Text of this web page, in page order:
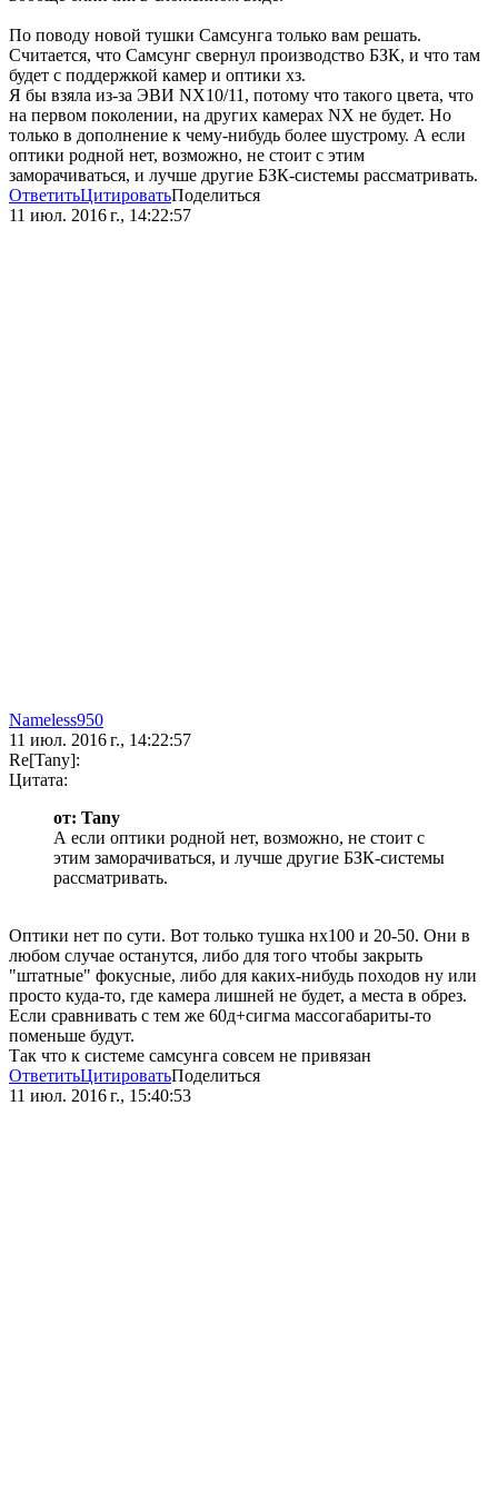
По поводу новой тушки Самсунга только вам решать.
Считается, что Самсунг свернул производство БЗК, и что там
будет с поддержкой камер и оптики хз.
Я бы взяла из-за ЭВИ NX10/11, потому что такого цвета, что
на первом поколении, на других камерах NX не будет. Но
только в дополнение к чему-нибудь более шустрому. А если
оптики родной нет, возможно, не стоит с этим
заморачиваться, и лучше другие БЗК-системы рассматривать.
ОтветитьЦитироватьПоделиться
11 июл. 2016 г., 14:22:57
Nameless950
11 июл. 2016 г., 14:22:57
Re[Tany]:
Цитата:
от: Tany
А если оптики родной нет, возможно, не стоит с
этим заморачиваться, и лучше другие БЗК-системы
рассматривать.
Оптики нет по сути. Вот только тушка нх100 и 20-50. Они в
любом случае останутся, либо для того чтобы закрыть
"штатные" фокусные, либо для каких-нибудь походов ну или
просто куда-то, где камера лишней не будет, а места в обрез.
Если сравнивать с тем же 60д+сигма массогабариты-то
поменьше будут.
Так что к системе самсунга совсем не привязан
ОтветитьЦитироватьПоделиться
11 июл. 2016 г., 15:40:53